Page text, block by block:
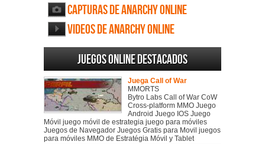
Capturas de Anarchy Online
Videos de Anarchy Online
Juegos online destacados
Juega Call of War
MMORTS
Bytro Labs Call of War CoW
Cross-platform MMO Juego
Android Juego IOS Juego
Móvil juego móvil de estrategia juego para móviles
Juegos de Navegador Juegos Gratis para Movil juegos
para móviles MMO de Estratégia Móvil y Tablet